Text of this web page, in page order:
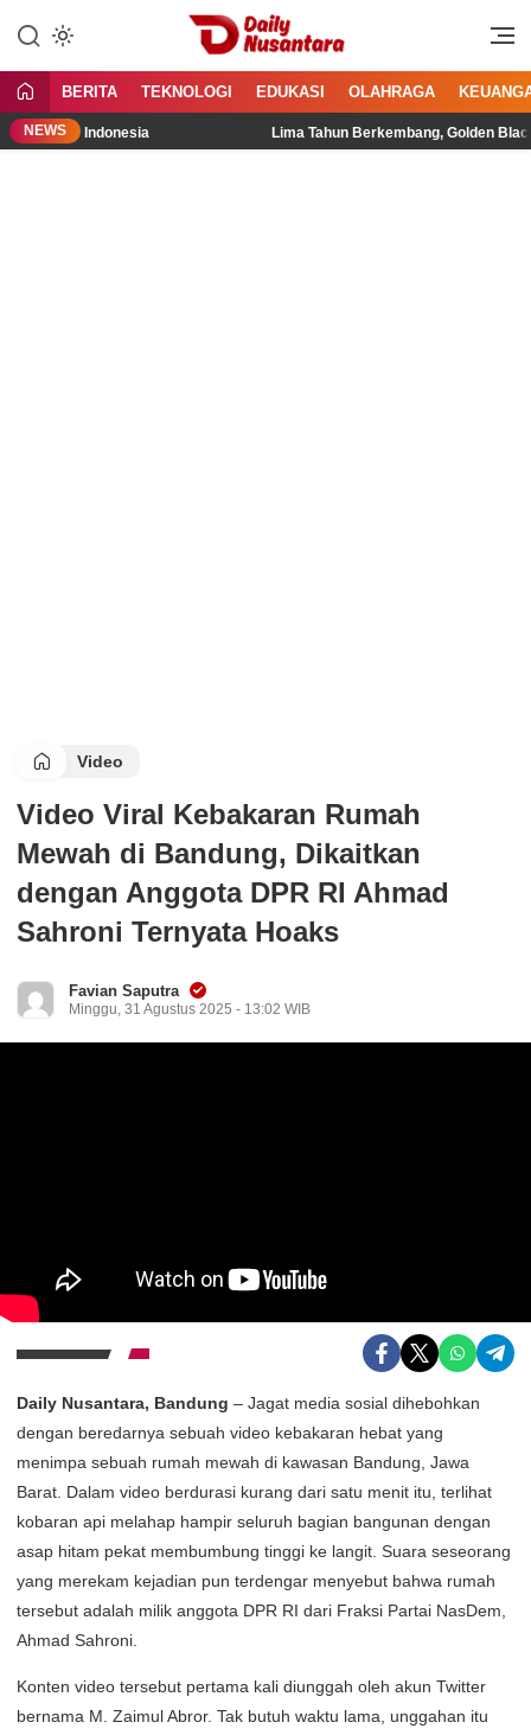
konten
Daily Nusantara
Menyajikan Fakta, Menginspirasi
BERITA TEKNOLOGI EDUKASI OLAHRAGA
NEWSIndonesia Lima Tahun Berkembang, Golden Black
Video
Video Viral Kebakaran Rumah
Mewah di Bandung, Dikaitkan
dengan Anggota DPR RI Ahmad
Sahroni Ternyata Hoaks
Favian Saputra
Minggu, 31 Agustus 2025 - 13:02 WIB
Daily Nusantara, Bandung – Jagat media sosial dihebohkan
dengan beredarnya sebuah video kebakaran hebat yang
menimpa sebuah rumah mewah di kawasan Bandung, Jawa
Barat. Dalam video berdurasi kurang dari satu menit itu, terlihat
kobaran api melahap hampir seluruh bagian bangunan dengan
asap hitam pekat membumbung tinggi ke langit. Suara seseorang
yang merekam kejadian pun terdengar menyebut bahwa rumah
tersebut adalah milik anggota DPR RI dari Fraksi Partai NasDem,
Ahmad Sahroni.
Konten video tersebut pertama kali diunggah oleh akun Twitter
bernama M. Zaimul Abror. Tak butuh waktu lama, unggahan itu